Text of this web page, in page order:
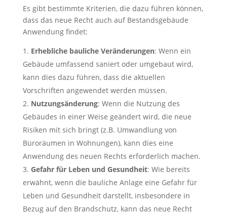
Es gibt bestimmte Kriterien, die dazu führen können,
dass das neue Recht auch auf Bestandsgebäude
Anwendung findet:
Erhebliche bauliche Veränderungen: Wenn ein
Gebäude umfassend saniert oder umgebaut wird,
kann dies dazu führen, dass die aktuellen
Vorschriften angewendet werden müssen.
Nutzungsänderung: Wenn die Nutzung des
Gebäudes in einer Weise geändert wird, die neue
Risiken mit sich bringt (z.B. Umwandlung von
Büroräumen in Wohnungen), kann dies eine
Anwendung des neuen Rechts erforderlich machen.
Gefahr für Leben und Gesundheit: Wie bereits
erwähnt, wenn die bauliche Anlage eine Gefahr für
Leben und Gesundheit darstellt, insbesondere in
Bezug auf den Brandschutz, kann das neue Recht